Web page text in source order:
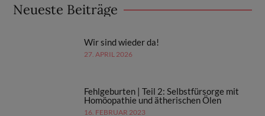
Neueste Beiträge
Wir sind wieder da!
27. APRIL 2026
Fehlgeburten | Teil 2: Selbstfürsorge mit
Homöopathie und ätherischen Ölen
16. FEBRUAR 2023